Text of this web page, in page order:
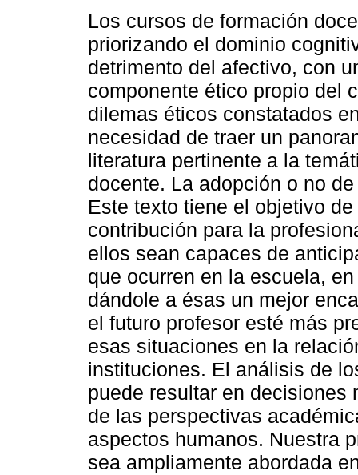
Los cursos de formación
priorizando el dominio
detrimento del afectivo, con
componente ético propio del
dilemas éticos constatados
necesidad de traer un
literatura pertinente a la
docente. La adopción o no
Este texto tiene el objetivo
contribución para la
ellos sean capaces de
que ocurren en la escuela,
dándole a ésas un mejor
el futuro profesor esté más
esas situaciones en la
instituciones. El análisis de
puede resultar en decisiones
de las perspectivas
aspectos humanos. Nuestra
sea ampliamente abordada